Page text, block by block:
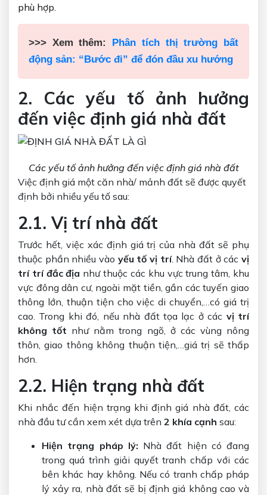
phù hợp.
>>> Xem thêm:
Phân tích thị trường bất
động sản: “Bước đi” để đón đầu xu hướng
2. Các yếu tố ảnh hưởng
đến việc định giá nhà đất
Các yếu tố ảnh hưởng đến việc định giá nhà đất
Việc định giá một căn nhà/ mảnh đất sẽ được quyết
định bởi nhiều yếu tố sau:
2.1. Vị trí nhà đất
Trước hết, việc xác định giá trị của nhà đất sẽ phụ
thuộc phần nhiều vào yếu tố vị trí. Nhà đất ở cácvị
trí trí đắc địa như thuộc các khu vực trung tâm, khu
vực đông dân cư, ngoài mặt tiền, gần các tuyến giao
thông lớn, thuận tiện cho việc di chuyển,…có giá trị
cao. Trong khi đó, nếu nhà đất tọa lạc ở các vị trí
không tốt như nằm trong ngõ, ở các vùng nông
thôn, giao thông không thuận tiện,…giá trị sẽ thấp
hơn.
2.2. Hiện trạng nhà đất
Khi nhắc đến hiện trạng khi định giá nhà đất, các
nhà đầu tư cần xem xét dựa trên 2 khía cạnh sau:
Hiện trạng pháp lý: Nhà đất hiện có đang
trong quá trình giải quyết tranh chấp với các
bên khác hay không. Nếu có tranh chấp pháp
lý xảy ra, nhà đất sẽ bị định giá không cao và